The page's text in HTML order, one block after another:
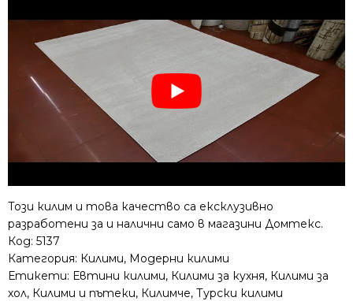
Този килим и това качество са ексклузивно
разработени за и налични само в магазини Домтекс.
Код: 5137
Категория: Килими, Модерни килими
Етикети: Евтини килими, Килими за кухня, Килими за
хол, Килими и пътеки, Килимче, Турски килими